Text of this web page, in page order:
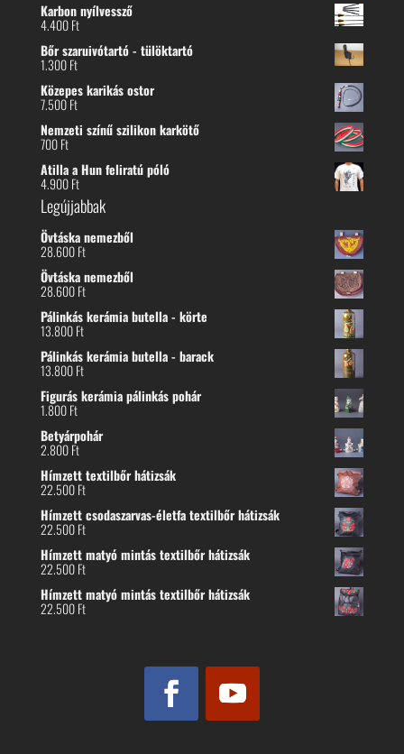
Karbon nyílvessző
4.400Ft
Bőr szaruivótartó - tülöktartó
1.300Ft
Közepes karikás ostor
7.500Ft
Nemzeti színű szilikon karkötő
700Ft
Atilla a Hun feliratú póló
4.900Ft
Legújjabbak
Övtáska nemezből
28.600Ft
Övtáska nemezből
28.600Ft
Pálinkás kerámia butella - körte
13.800Ft
Pálinkás kerámia butella - barack
13.800Ft
Figurás kerámia pálinkás pohár
1.800Ft
Betyárpohár
2.800Ft
Hímzett textilbőr hátizsák
22.500Ft
Hímzett csodaszarvas-életfa textilbőr hátizsák
22.500Ft
Hímzett matyó mintás textilbőr hátizsák
22.500Ft
Hímzett matyó mintás textilbőr hátizsák
22.500Ft